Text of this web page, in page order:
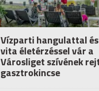
Vízparti hangulattal
vita életérzéssel vár a
Városliget szívének
gasztrokincse